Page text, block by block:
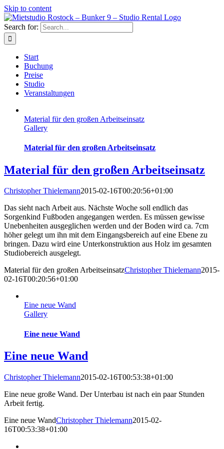
Skip to content
Search for:
Start
Buchung
Preise
Studio
Veranstaltungen
Material für den großen Arbeitseinsatz
Gallery
Material für den großen Arbeitseinsatz
Material für den großen Arbeitseinsatz
Christopher Thielemann2015-02-16T00:20:56+01:00
Das sieht nach Arbeit aus. Nächste Woche soll endlich das
Sorgenkind Fußboden angegangen werden. Es müssen gewisse
Unebenheiten ausgeglichen werden und der Boden wird ca. 7cm
höher gelegt um ihn mit dem Eingangsbereich auf eine Ebene zu
bringen. Dazu wird eine Unterkonstruktion aus Holz im gesamten
Studiobereich ausgelegt.
Material für den großen ArbeitseinsatzChristopher Thielemann2015-
02-16T00:20:56+01:00
Eine neue Wand
Gallery
Eine neue Wand
Eine neue Wand
Christopher Thielemann2015-02-16T00:53:38+01:00
Eine neue große Wand. Der Unterbau ist nach ein paar Stunden
Arbeit fertig.
Eine neue WandChristopher Thielemann2015-02-
16T00:53:38+01:00